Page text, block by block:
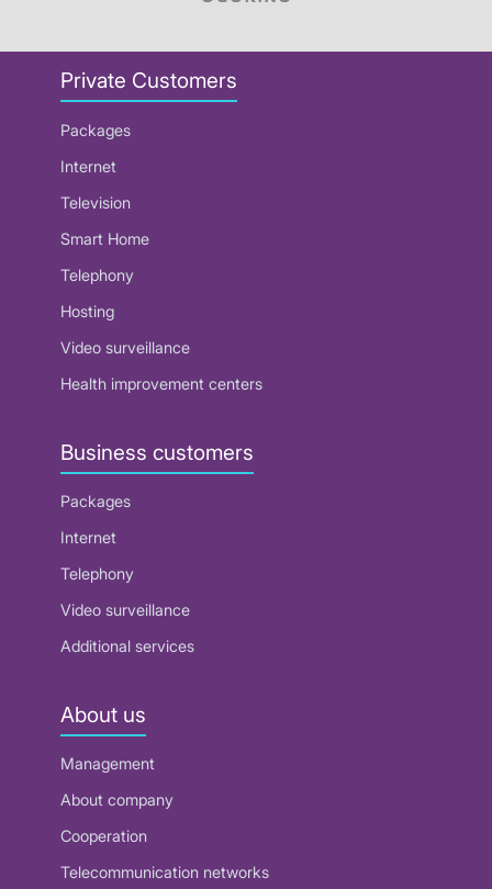
Private Customers
Packages
Internet
Television
Smart Home
Telephony
Hosting
Video surveillance
Health improvement centers
Business customers
Packages
Internet
Telephony
Video surveillance
Additional services
About us
Management
About company
Cooperation
Telecommunication networks